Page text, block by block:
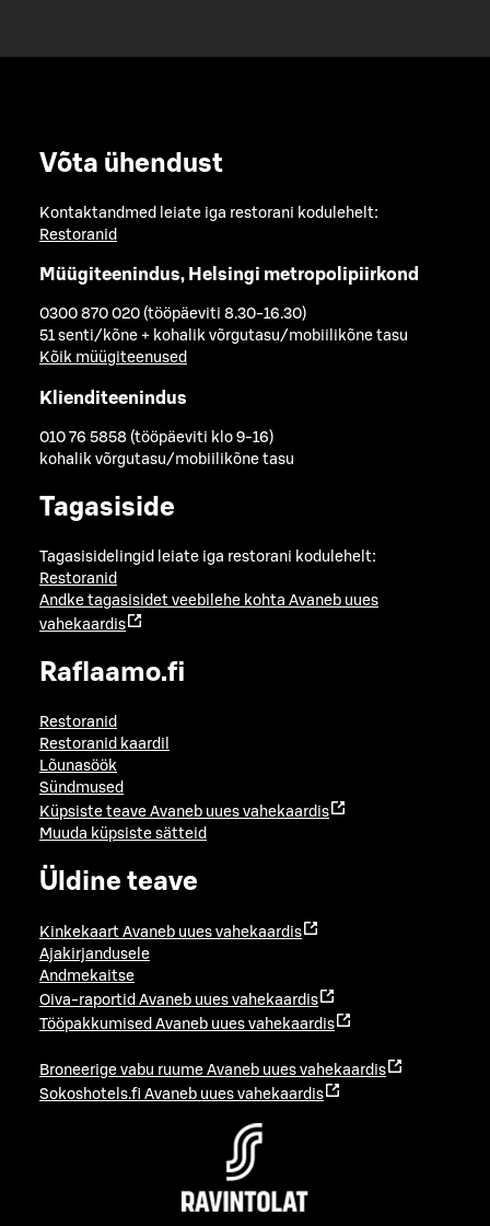
Võta ühendust
Kontaktandmed leiate iga restorani kodulehelt:
Restoranid
Müügiteenindus, Helsingi metropolipiirkond
0300 870 020 (tööpäeviti 8.30-16.30)
51 senti/kõne + kohalik võrgutasu/mobiilikõne tasu
Kõik müügiteenused
Klienditeenindus
010 76 5858 (tööpäeviti klo 9-16)
kohalik võrgutasu/mobiilikõne tasu
Tagasiside
Tagasisidelingid leiate iga restorani kodulehelt:
Restoranid
Andke tagasisidet veebilehe kohta Avaneb uues
vahekaardis
Raflaamo.fi
Restoranid
Restoranid kaardil
Lõunasöök
Sündmused
Küpsiste teave Avaneb uues vahekaardis
Muuda küpsiste sätteid
Üldine teave
Kinkekaart Avaneb uues vahekaardis
Ajakirjandusele
Andmekaitse
Oiva-raportid Avaneb uues vahekaardis
Tööpakkumised Avaneb uues vahekaardis
Broneerige vabu ruume Avaneb uues vahekaardis
Sokoshotels.fi Avaneb uues vahekaardis